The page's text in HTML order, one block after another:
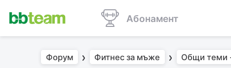
Абонамент
Форум Фитнес за мъже Общи теми